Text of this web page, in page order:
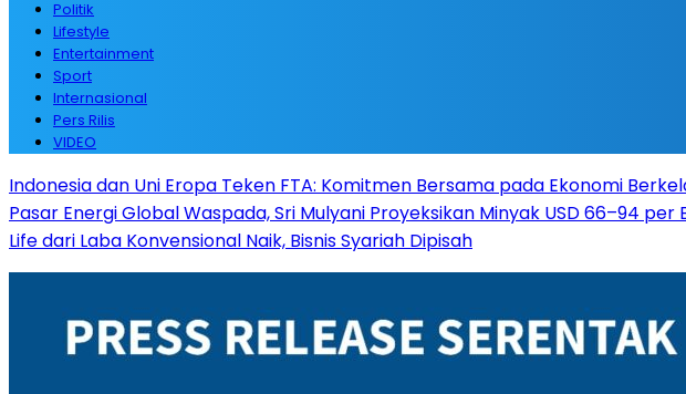
Politik
Lifestyle
Entertainment
Sport
Internasional
Pers Rilis
VIDEO
Indonesia dan Uni Eropa Teken FTA: Komitmen Bersama pada Ekonomi
Pasar Energi Global Waspada, Sri Mulyani Proyeksikan Minyak USD 66–94 per
Life dari Laba Konvensional Naik, Bisnis Syariah Dipisah